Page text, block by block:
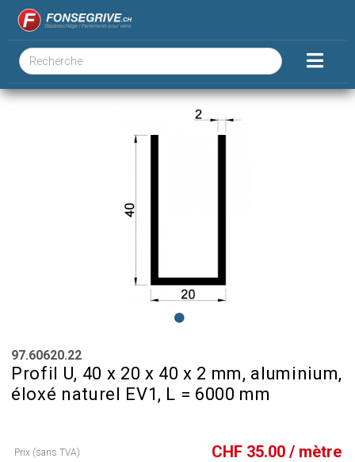
97.60620.22
Profil U, 40 x 20 x 40 x 2 mm, aluminium,
éloxé naturel EV1, L = 6000 mm
Prix (sans TVA) CHF 35.00 / mètre